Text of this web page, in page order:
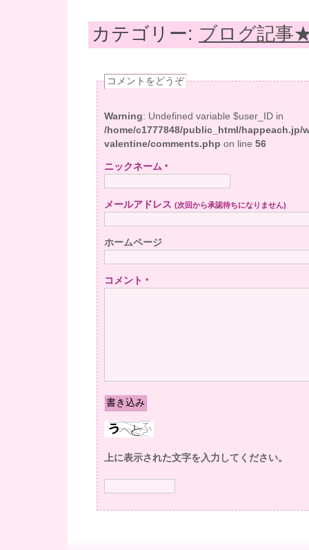
カテゴリー: ブログ記事
コメントをどうぞ
Warning
: Undefined variable $user_ID in
/home/c1777848/public_html/happeach.jp/
valentine/comments.php on line 56
ニックネーム *
メールアドレス (次回から承認待ちになりません)
ホームページ
コメント *
上に表示された文字を入力してください。